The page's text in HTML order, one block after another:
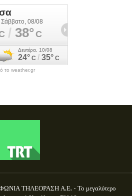
το weather.gr
ΤΗΛΕΟΡΑΣΗ Α.Ε. - Το μεγαλύτερο